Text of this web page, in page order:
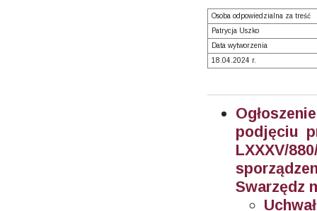
Osoba odpowiedzialna za treść
Patrycja Uszko
Data wytworzenia
18.04.2024 r.
podjęciu
LXXXV/
Swarzędz